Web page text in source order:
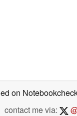
on
contact me via: